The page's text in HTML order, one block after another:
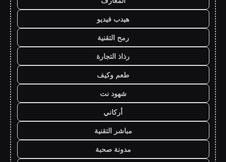
هيدب فيديو
رمح التقنية
رذاذ التجارة
طعم وكيف
شهود نت
أركاني
مباشر التقنية
مدونة صحبة